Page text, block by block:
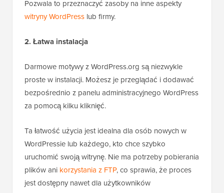
Pozwala to przeznaczyć zasoby na inne aspekty
witryny WordPress lub firmy.
2. Łatwa instalacja
Darmowe motywy z WordPress.org są niezwykle
proste w instalacji. Możesz je przeglądać i dodawać
bezpośrednio z panelu administracyjnego WordPress
za pomocą kilku kliknięć.
Ta łatwość użycia jest idealna dla osób nowych w
WordPressie lub każdego, kto chce szybko
uruchomić swoją witrynę. Nie ma potrzeby pobierania
plików ani korzystania z FTP, co sprawia, że proces
jest dostępny nawet dla użytkowników